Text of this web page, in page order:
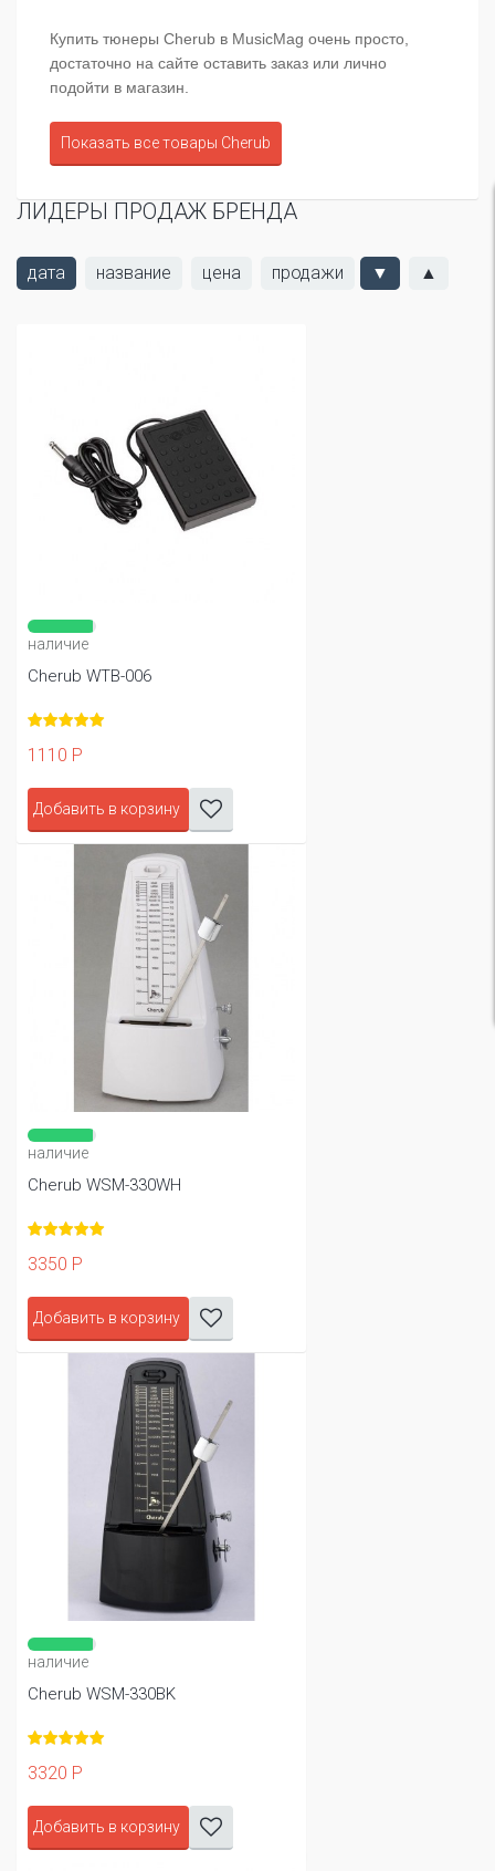
Купить тюнеры Cherub в MusicMag очень просто,
достаточно на сайте оставить заказ или лично
подойти в магазин.
Показать все товары Cherub
ЛИДЕРЫ ПРОДАЖ БРЕНДА
дата название цена продажи ▼ ▲
наличие
Cherub WSM-330BK
3320 Р
Добавить в корзину
наличие
Cherub WSM-330WH
3350 Р
Добавить в корзину
наличие
Cherub WTB-006
1110 Р
Добавить в корзину